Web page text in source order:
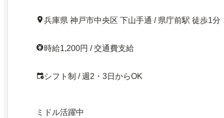
兵庫県 神戸市中央区 下山手通 / 県庁前駅 徒歩1分
時給1,200円 / 交通費支給
シフト制 / 週2・3日からOK
ミドル活躍中